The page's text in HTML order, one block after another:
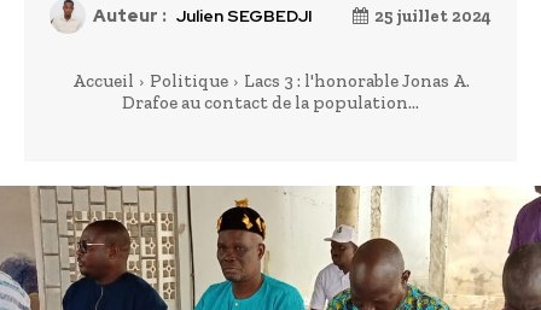
Auteur : Julien SEGBEDJI 25 juillet 2024
Accueil Politique
Lacs 3 : l'honorable Jonas A.
Drafoe au contact de la population...